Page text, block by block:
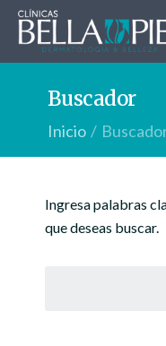
Buscador
Inicio
Ingresa palabras
que deseas buscar.